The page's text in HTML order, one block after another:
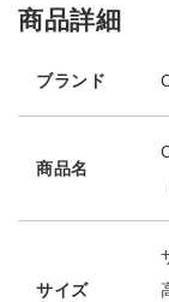
商品詳細
ブランド
商品名
サイズ